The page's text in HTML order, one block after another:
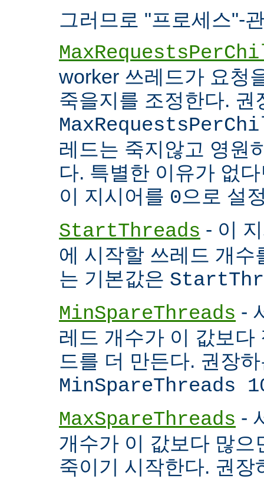
그러므로 "프로세스"-
worker 쓰레드가 요청
죽을지를 조정한다. 권
레드는 죽지않고 영원
다. 특별한 이유가 없
이 지시어를 0으로 설
StartThreads - 이
에 시작할 쓰레드 개수
는 기본값은
MinSpareThreads -
레드 개수가 이 값보다
드를 더 만든다. 권장
MinSpareThreads
MaxSpareThreads -
개수가 이 값보다 많으
죽이기 시작한다. 권장